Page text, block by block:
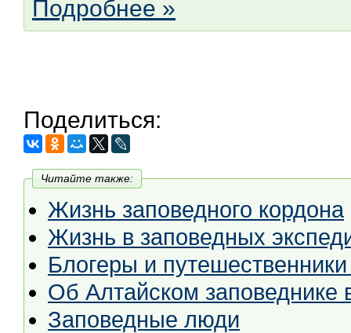
Подробнее »
Поделиться:
Читайте также:
Жизнь заповедного кордона
Жизнь в заповедных
Блогеры и
Об Алтайском заповеднике
Заповедные люди